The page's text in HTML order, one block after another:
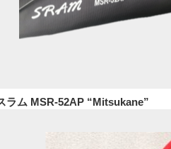
ラム MSR-52AP “Mitsukane”